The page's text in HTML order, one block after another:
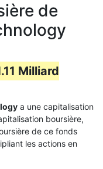
de
Milliard
a une capitalisation
boursière,
de ce fonds
les actions en